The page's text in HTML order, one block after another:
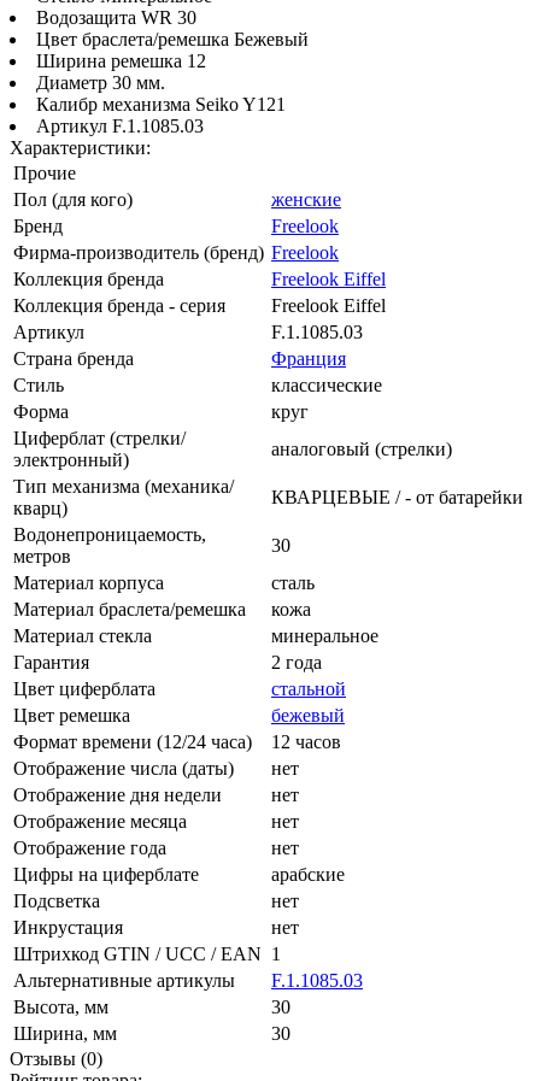
Водозащита WR 30
Цвет браслета/ремешка Бежевый
Ширина ремешка 12
Диаметр 30 мм.
Калибр механизма Seiko Y121
Артикул F.1.1085.03
Характеристики:
Прочие
Пол (для кого)
женские
Бренд
Freelook
Фирма-производитель (бренд) Freelook
Коллекция бренда
Freelook Eiffel
Коллекция бренда - серия
Freelook Eiffel
Артикул
F.1.1085.03
Страна бренда
Франция
Стиль
классические
Форма
круг
Циферблат (стрелки/
электронный)
аналоговый (стрелки)
Тип механизма (механика/
кварц)
КВАРЦЕВЫЕ / - от батарейки
Водонепроницаемость,
метров
30
Материал корпуса
сталь
Материал браслета/ремешка
кожа
Материал стекла
минеральное
Гарантия
2 года
Цвет циферблата
стальной
Цвет ремешка
бежевый
Формат времени (12/24 часа)
12 часов
Отображение числа (даты)
нет
Отображение дня недели
нет
Отображение месяца
нет
Отображение года
нет
Цифры на циферблате
арабские
Подсветка
нет
Инкрустация
нет
Штрихкод GTIN / UCC / EAN 1
Альтернативные артикулы
F.1.1085.03
Высота, мм
30
Ширина, мм
30
Отзывы (0)